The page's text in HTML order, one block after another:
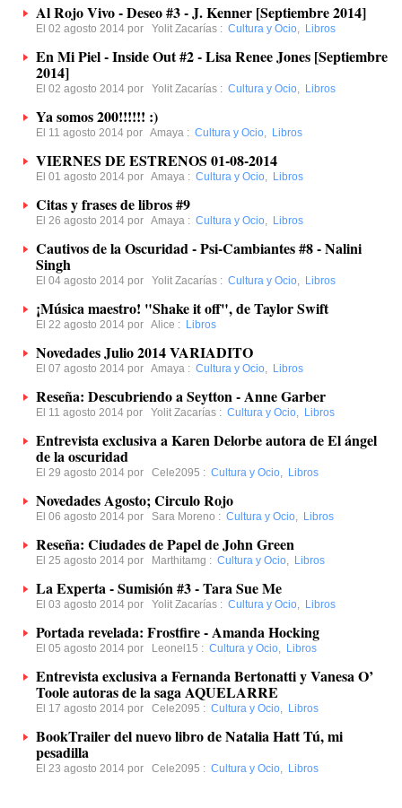
Al Rojo Vivo - Deseo #3 - J. Kenner [Septiembre 2014]
El 02 agosto 2014 por Yolit Zacarías : Cultura y Ocio, Libros
En Mi Piel - Inside Out #2 - Lisa Renee Jones [Septiembre
2014]
El 02 agosto 2014 por Yolit Zacarías : Cultura y Ocio, Libros
Ya somos 200!!!!!! :)
El 11 agosto 2014 por Amaya : Cultura y Ocio, Libros
VIERNES DE ESTRENOS 01-08-2014
El 01 agosto 2014 por Amaya : Cultura y Ocio, Libros
Citas y frases de libros #9
El 26 agosto 2014 por Amaya : Cultura y Ocio, Libros
Cautivos de la Oscuridad - Psi-Cambiantes #8 - Nalini
Singh
El 04 agosto 2014 por Yolit Zacarías : Cultura y Ocio, Libros
¡Música maestro! "Shake it off", de Taylor Swift
El 22 agosto 2014 por Alice : Libros
Novedades Julio 2014 VARIADITO
El 07 agosto 2014 por Amaya : Cultura y Ocio, Libros
Reseña: Descubriendo a Seytton - Anne Garber
El 11 agosto 2014 por Yolit Zacarías : Cultura y Ocio, Libros
Entrevista exclusiva a Karen Delorbe autora de El ángel
de la oscuridad
El 29 agosto 2014 por Cele2095 : Cultura y Ocio, Libros
Novedades Agosto; Circulo Rojo
El 06 agosto 2014 por Sara Moreno : Cultura y Ocio, Libros
Reseña: Ciudades de Papel de John Green
El 25 agosto 2014 por Marthitamg : Cultura y Ocio, Libros
La Experta - Sumisión #3 - Tara Sue Me
El 03 agosto 2014 por Yolit Zacarías : Cultura y Ocio, Libros
Portada revelada: Frostfire - Amanda Hocking
El 05 agosto 2014 por Leonel15 : Cultura y Ocio, Libros
Entrevista exclusiva a Fernanda Bertonatti y Vanesa O’
Toole autoras de la saga AQUELARRE
El 17 agosto 2014 por Cele2095 : Cultura y Ocio, Libros
BookTrailer del nuevo libro de Natalia Hatt Tú, mi
pesadilla
El 23 agosto 2014 por Cele2095 : Cultura y Ocio, Libros